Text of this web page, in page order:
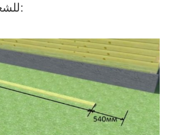
للشعاع غير كافٍ ، لذلك: